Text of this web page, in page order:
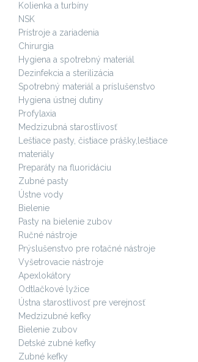
Kolienka a turbíny
NSK
Prístroje a zariadenia
Chirurgia
Hygiena a spotrebný materiál
Dezinfekcia a sterilizácia
Spotrebný materiál a príslušenstvo
Hygiena ústnej dutiny
Profylaxia
Medzizubná starostlivosť
Leštiace pasty, čistiace prášky,leštiace
materiály
Preparáty na fluoridáciu
Zubné pasty
Ústne vody
Bielenie
Pasty na bielenie zubov
Ručné nástroje
Prýslušenstvo pre rotačné nástroje
Vyšetrovacie nástroje
Apexlokátory
Odtlačkové lyžice
Ústna starostlivosť pre verejnosť
Medzizubné kefky
Bielenie zubov
Detské zubné kefky
Zubné kefky